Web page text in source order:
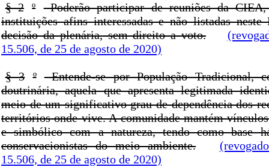
§ 2 º
Poderão participar de reuniões da CIEA,
instituições afins interessadas e não listadas neste
decisão da plenária, sem direito a voto.
15.506, de 25 de agosto de 2020)
§ 3 º
Entende-se por População Tradicional,
doutrinária, aquela que apresenta legitimada
meio de um significativo grau de dependência dos
territórios onde vive. A comunidade mantém
e simbólico com a natureza, tendo como base
conservacionistas do meio ambiente.
15.506, de 25 de agosto de 2020)